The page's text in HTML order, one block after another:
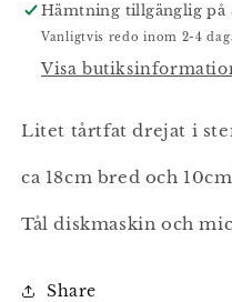
Hämtning tillgänglig på
Vanligtvis redo inom 2-4
Visa
Litet tårtfat drejat i
ca 18cm bred och
Tål diskmaskin och
Share